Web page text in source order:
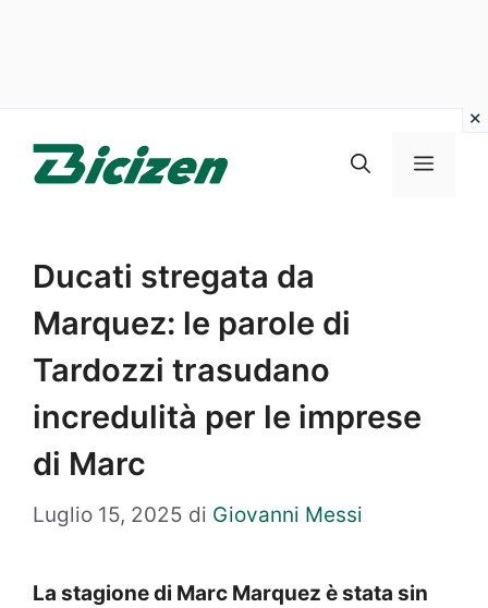
Menu
Ducati stregata da
Marquez: le parole di
Tardozzi trasudano
incredulità per le imprese
di Marc
Luglio 15, 2025 di Giovanni Messi
La stagione di Marc Marquez è stata sin